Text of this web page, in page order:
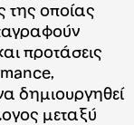
της οποίας
προτάσεις
δημιουργηθεί
μεταξύ